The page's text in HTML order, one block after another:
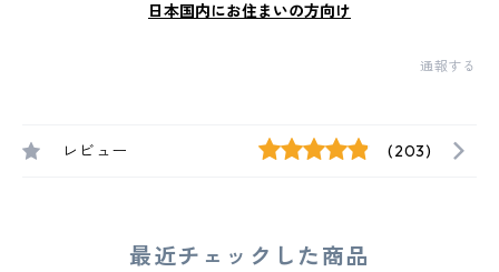
日本国内にお住まいの方向け
通報する
レビュー (203)
最近チェックした商品